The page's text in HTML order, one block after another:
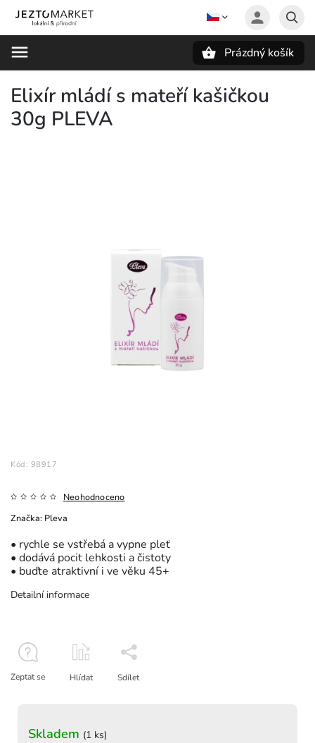
Prázdný košík
Elixír mládí s mateří kašičkou
30g PLEVA
Kód: 98917
Neohodnoceno
Značka: Pleva
Skladem (1 ks)
• rychle se vstřebá a vypne pleť
• dodává pocit lehkosti a čistoty
• buďte atraktivní i ve věku 45+
Detailní informace
Zeptat se Hlídat Sdílet